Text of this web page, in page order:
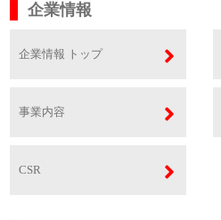
企業情報
企業情報 トップ
事業内容
CSR